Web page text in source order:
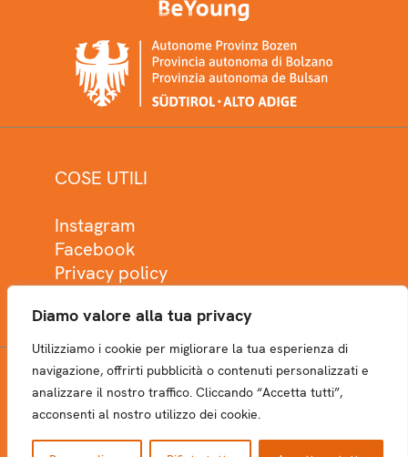
Diamo valore alla tua privacy
Utilizziamo i cookie per migliorare la tua esperienza di
navigazione, offrirti pubblicità o contenuti personalizzati e
analizzare il nostro traffico. Cliccando “Accetta tutti”,
acconsenti al nostro utilizzo dei cookie.
COSE UTILI
Instagram
Facebook
Privacy policy
NEWSLETTER